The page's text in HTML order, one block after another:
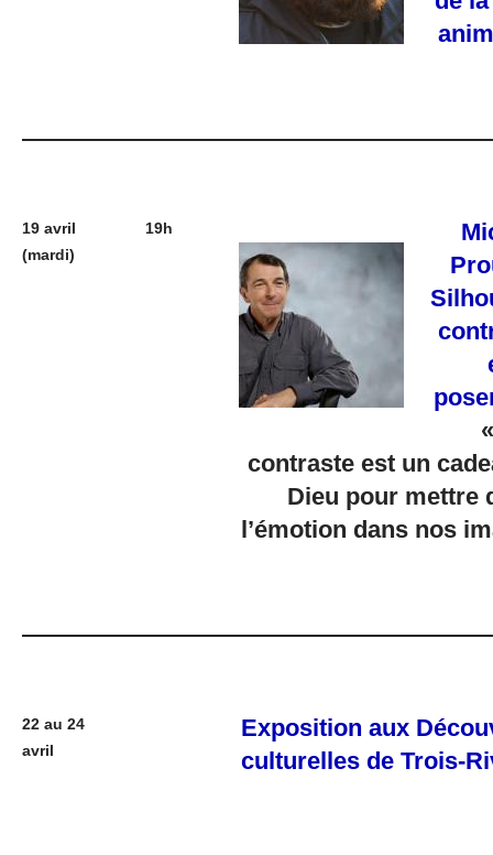
19 avril
(mardi)
19h
contraste est un
Dieu pour mettre
l’émotion dans nos
22 au 24
avril
Exposition aux
culturelles de Trois-